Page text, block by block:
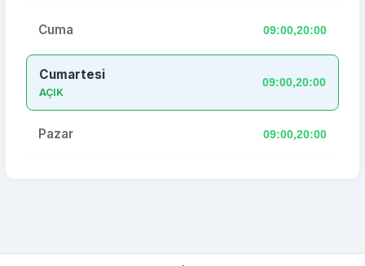
Cuma 09:00,20:00
Cumartesi
AÇIK
09:00,20:00
Pazar 09:00,20:00